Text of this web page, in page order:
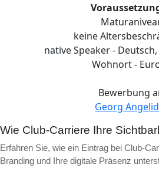
keine
native Speaker -
Wohnort -
Bewerbung
Georg
Wie Club-Carriere Ihre
Erfahren Sie, wie ein Eintrag bei Club-
Branding und Ihre digitale Präsenz